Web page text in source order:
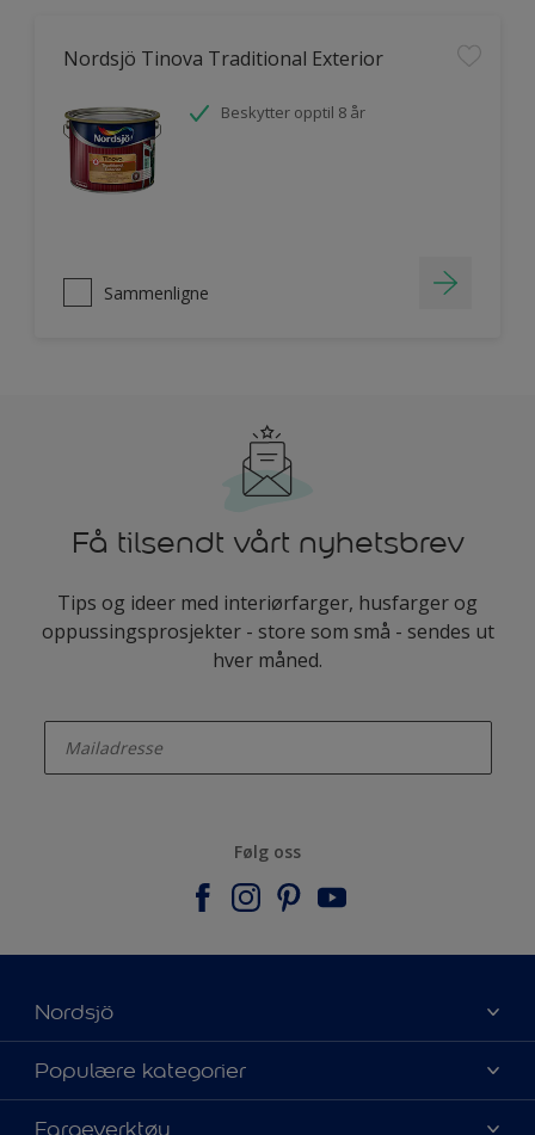
Nordsjö Tinova Traditional Exterior
Beskytter opptil 8 år
Sammenligne
Få tilsendt vårt nyhetsbrev
Tips og ideer med interiørfarger, husfarger og
oppussingsprosjekter - store som små - sendes ut
hver måned.
Følg oss
Nordsjö
Om Nordsjö
Kontakt oss
Populære kategorier
Finn farge
Fargeverktøy